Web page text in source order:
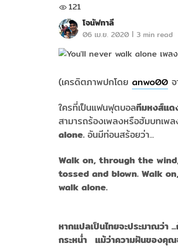
121
โจนัฟทาลี
06 เม.ย. 2020 | 3 min read
(เครดิตภาพปกโดย anwo00
ใครที่เป็นแฟนฟุตบอลทีมหงส์แด
สามารถร้องเพลงหรือฮัมบทเพ
alone. อันมีท่อนสร้อยว่า...
Walk on, through the
tossed and blown. Walk
walk alone.
หากแปลเป็นไทยจะประมาณว่า
กระหน่ำ แม้ว่าความฝันของคุ